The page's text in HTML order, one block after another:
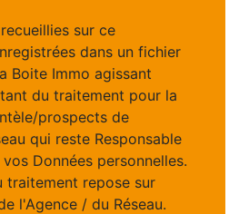
sur ce
dans un fichier
Boite Immo agissant
du traitement pour la
prospects de
qui reste Responsable
Données personnelles.
traitement repose sur
l'Agence / du Réseau.